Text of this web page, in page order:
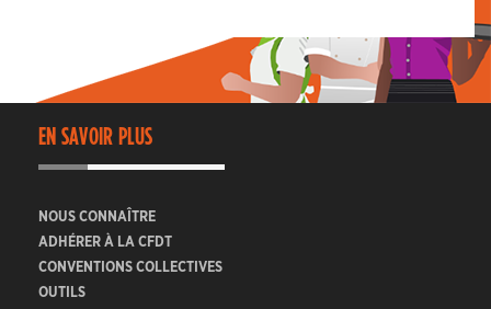
EN SAVOIR PLUS
NOUS CONNAÎTRE
ADHÉRER À LA CFDT
CONVENTIONS COLLECTIVES
OUTILS